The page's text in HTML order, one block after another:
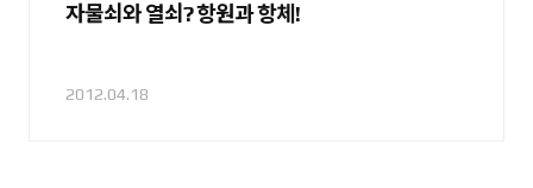
자물쇠와 열쇠? 항원과 항체!
2012.04.18